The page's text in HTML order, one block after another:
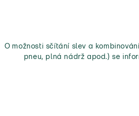
O možnosti sčítání slev a
pneu, plná nádrž apod.) se